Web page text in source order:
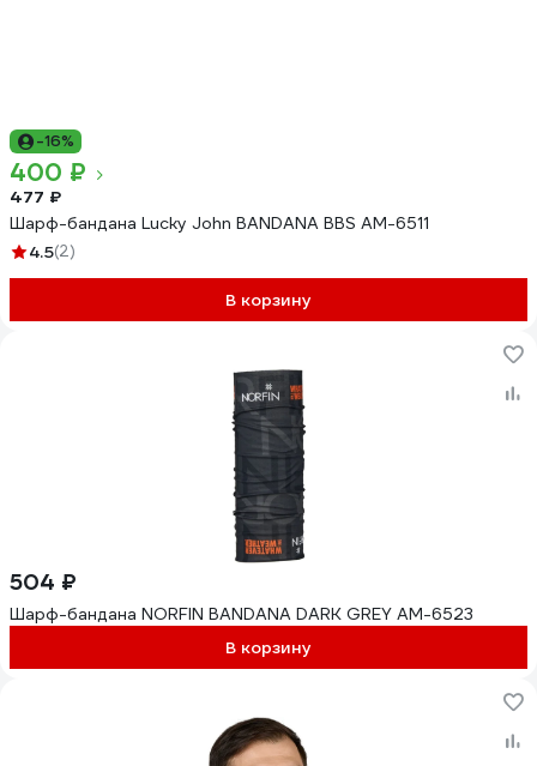
-16%
400 ₽
477 ₽
Шарф-бандана Lucky John BANDANA BBS AM-6511
4.5(2)
В корзину
504 ₽
Шарф-бандана NORFIN BANDANA DARK GREY AM-6523
В корзину